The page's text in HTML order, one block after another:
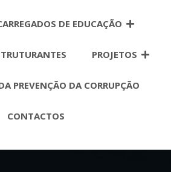
DE EDUCAÇÃO
PROJETOS
PREVENÇÃO DA CORRUPÇÃO
CONTACTOS